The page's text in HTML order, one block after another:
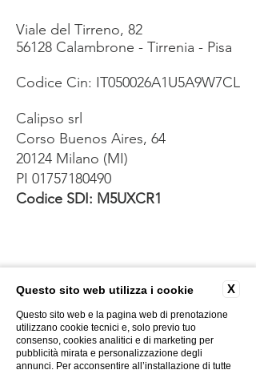
Viale del Tirreno, 82
56128 Calambrone - Tirrenia - Pisa
Codice Cin: IT050026A1U5A9W7CL
Calipso srl
Corso Buenos Aires, 64
20124 Milano (MI)
PI 01757180490
Codice SDI: M5UXCR1
CONTACTOS
CREATIVIDAD
POLÍTICA DE PRIVACIDAD
POLÍTICA DE COOKIES
EL GRUPO
X
Questo sito web utilizza i cookie
Questo sito web e la pagina web di prenotazione
utilizzano cookie tecnici e, solo previo tuo
consenso, cookies analitici e di marketing per
pubblicità mirata e personalizzazione degli
annunci. Per acconsentire all’installazione di tutte